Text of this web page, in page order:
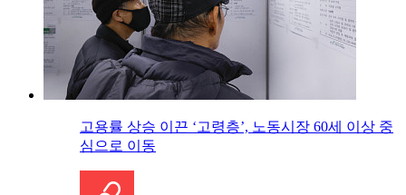
고용률 상승 이끈 ‘고령층’, 노동시장 60세 이상 중
심으로 이동